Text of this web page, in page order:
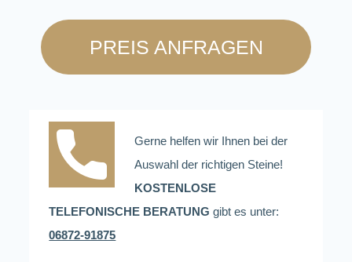
PREIS ANFRAGEN
Gerne helfen wir Ihnen bei der
Auswahl der richtigen Steine!
KOSTENLOSE
TELEFONISCHE BERATUNG gibt es unter:
06872-91875